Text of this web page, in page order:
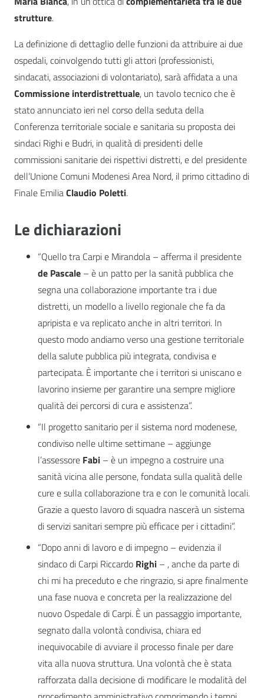
strutture.
La definizione di dettaglio delle funzioni da attribuire ai due
ospedali, coinvolgendo tutti gli attori (professionisti,
sindacati, associazioni di volontariato), sarà affidata a una
Commissione interdistrettuale, un tavolo tecnico che è
stato annunciato ieri nel corso della seduta della
Conferenza territoriale sociale e sanitaria su proposta dei
sindaci Righi e Budri, in qualità di presidenti delle
commissioni sanitarie dei rispettivi distretti, e del presidente
dell’Unione Comuni Modenesi Area Nord, il primo cittadino di
Finale EmiliaClaudio Poletti.
Le dichiarazioni
“Quello tra Carpi e Mirandola – afferma il presidente
de Pascale – è un patto per la sanità pubblica che
segna una collaborazione importante tra i due
distretti, un modello a livello regionale che fa da
apripista e va replicato anche in altri territori. In
questo modo andiamo verso una gestione territoriale
della salute pubblica più integrata, condivisa e
partecipata. È importante che i territori si uniscano e
lavorino insieme per garantire una sempre migliore
qualità dei percorsi di cura e assistenza”.
“Il progetto sanitario per il sistema nord modenese,
condiviso nelle ultime settimane – aggiunge
l’assessore Fabi – è un impegno a costruire una
sanità vicina alle persone, fondata sulla qualità delle
cure e sulla collaborazione tra e con le comunità locali.
Grazie a questo lavoro di squadra nascerà un sistema
di servizi sanitari sempre più efficace per i cittadini”.
“Dopo anni di lavoro e di impegno – evidenzia il
sindaco di Carpi Riccardo Righi – , anche da parte di
chi mi ha preceduto e che ringrazio, si apre finalmente
una fase nuova e concreta per la realizzazione del
nuovo Ospedale di Carpi. È un passaggio importante,
segnato dalla volontà condivisa, chiara ed
inequivocabile di avviare il processo finale per dare
vita alla nuova struttura. Una volontà che è stata
rafforzata dalla decisione di modificare le modalità del